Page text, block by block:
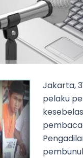
Jakarta,
pelaku